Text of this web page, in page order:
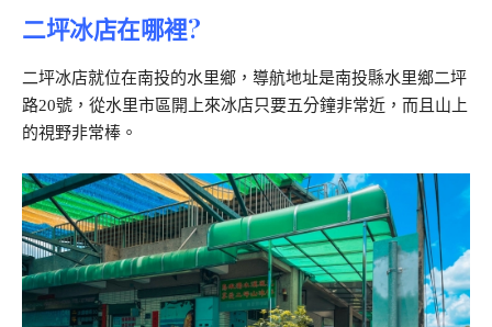
二坪冰店在哪裡?
二坪冰店就位在南投的水里鄉，導航地址是南投縣水里鄉二坪
路20號，從水里市區開上來冰店只要五分鐘非常近，而且山上
的視野非常棒。